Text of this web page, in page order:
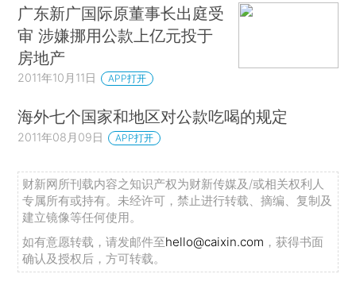
广东新广国际原董事长出庭受
审 涉嫌挪用公款上亿元投于
房地产
2011年10月11日 APP打开
海外七个国家和地区对公款吃喝的规定
2011年08月09日 APP打开
财新网所刊载内容之知识产权为财新传媒及/或相关权利人
专属所有或持有。未经许可，禁止进行转载、摘编、复制及
建立镜像等任何使用。
如有意愿转载，请发邮件至hello@caixin.com ，获得书面
确认及授权后，方可转载。